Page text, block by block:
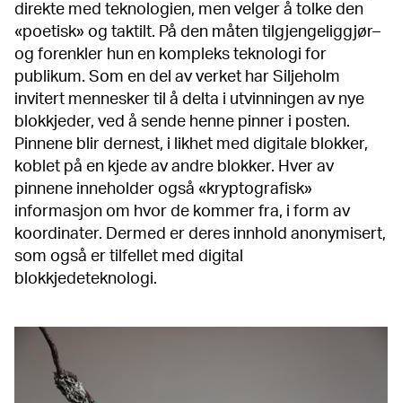
direkte med teknologien, men velger å tolke den
«poetisk» og taktilt. På den måten tilgjengeliggjør–
og forenkler hun en kompleks teknologi for
publikum. Som en del av verket har Siljeholm
invitert mennesker til å delta i utvinningen av nye
blokkjeder, ved å sende henne pinner i posten.
Pinnene blir dernest, i likhet med digitale blokker,
koblet på en kjede av andre blokker. Hver av
pinnene inneholder også «kryptografisk»
informasjon om hvor de kommer fra, i form av
koordinater. Dermed er deres innhold anonymisert,
som også er tilfellet med digital
blokkjedeteknologi.